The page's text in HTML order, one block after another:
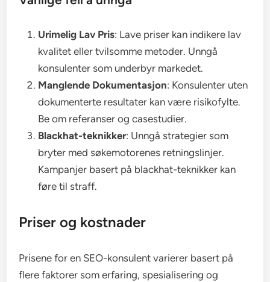
Urimelig Lav Pris: Lave priser kan indikere lav
kvalitet eller tvilsomme metoder. Unngå
konsulenter som underbyr markedet.
Manglende Dokumentasjon: Konsulenter uten
dokumenterte resultater kan være risikofylte.
Be om referanser og casestudier.
Blackhat-teknikker: Unngå strategier som
bryter med søkemotorenes retningslinjer.
Kampanjer basert på blackhat-teknikker kan
føre til straff.
Priser og kostnader
Prisene for en SEO-konsulent varierer basert på
flere faktorer som erfaring, spesialisering og